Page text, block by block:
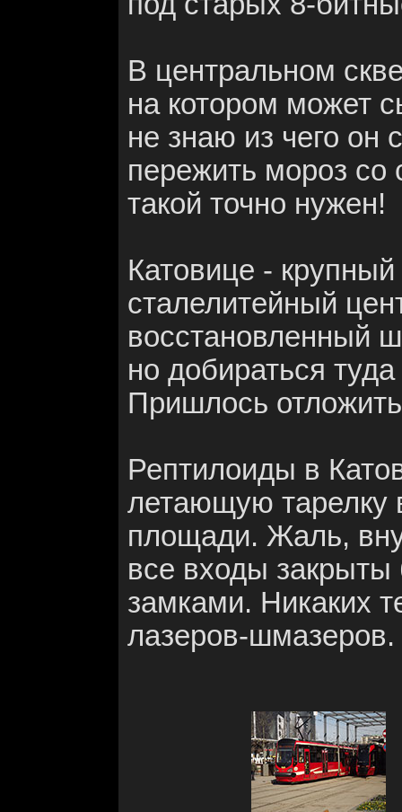
В центральном
на котором может
не знаю из чего он
пережить мороз со
такой точно нужен!
Катовице -
сталелитейный
восстановленный
но добираться
Пришлось
Рептилоиды в
летающую тарелку
площади. Жаль,
все входы
замками. Никаких
лазеров-